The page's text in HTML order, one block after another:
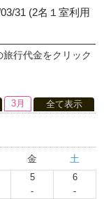
31 (2名１室利用
行代金をクリック
3月 全て表示
金 土
5
-
6
-